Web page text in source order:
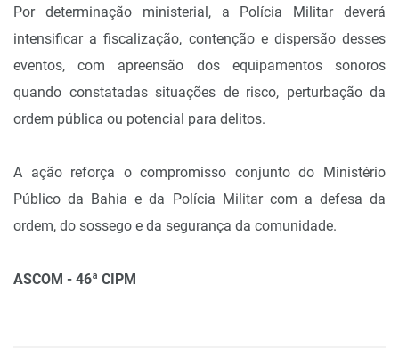
Por determinação ministerial, a Polícia Militar deverá
intensificar a fiscalização, contenção e dispersão desses
eventos, com apreensão dos equipamentos sonoros
quando constatadas situações de risco, perturbação da
ordem pública ou potencial para delitos.
A ação reforça o compromisso conjunto do Ministério
Público da Bahia e da Polícia Militar com a defesa da
ordem, do sossego e da segurança da comunidade.
ASCOM - 46ª CIPM